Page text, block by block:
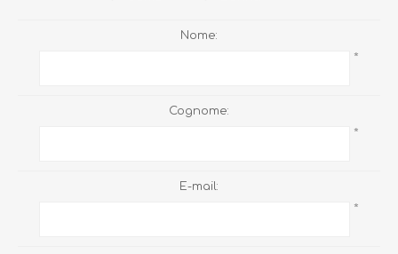
Nome:
*
Cognome:
*
E-mail:
*